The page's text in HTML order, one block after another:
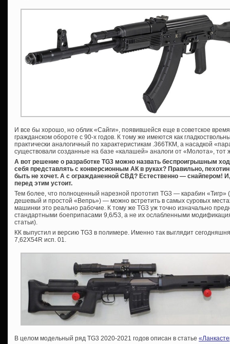
И все бы хорошо, но облик «Сайги», появившейся еще в советское
гражданском обороте с 90-х годов. К тому же имеются как
практически аналогичный по характеристикам .366ТКМ, а насадкой
существовали созданные на базе «калашей» аналоги от «Молота»,
А вот решение о разработке TG3 можно назвать беспроигрышным
себя представлять с конверсионным АК в руках? Правильно,
быть не хочет. А с огражданенной СВД? Естественно — снайпером! И,
перед этим устоит.
Тем более, что полноценный нарезной прототип TG3 — карабин «Тигр»
дешевый и простой «Вепрь») — можно встретить в самых суровых
машинки это реально рабочие. К тому же TG3 уж точно изначально
стандартными боеприпасами 9,6/53, а не их ослабленными
статьи).
КК выпустил и версию TG3 в полимере. Именно так выглядит
7,62Х54R исп. 01.
В целом модельный ряд TG3 2020-2021 годов описан в статье